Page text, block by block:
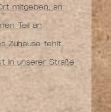
mitgeben, an
Teil an
Zuhause fehlt.
in unserer Straße